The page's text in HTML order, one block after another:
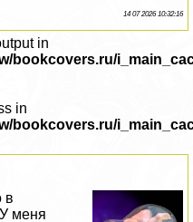
14 07 2026 10:32:16
in
bookcovers.ru/
in
bookcovers.ru/
в
меня